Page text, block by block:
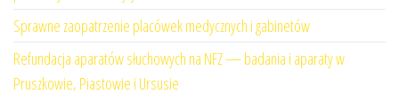
Sprawne zaopatrzenie placówek medycznych i gabinetów
Refundacja aparatów słuchowych na NFZ — badania i aparaty w
Pruszkowie, Piastowie i Ursusie